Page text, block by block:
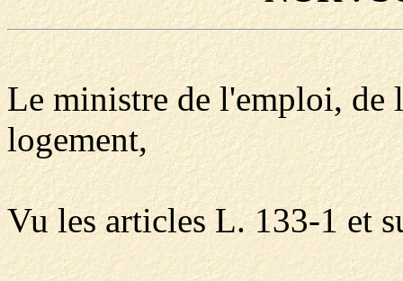
Le ministre de l'emploi, de
logement,
Vu les articles L. 133-1 et